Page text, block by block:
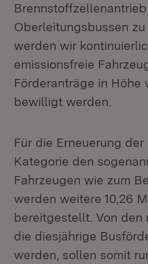
Oberleitungsbussen
werden wir
emissionsfreie
Förderanträge in Höhe
bewilligt werden.
Für die Erneuerung
Kategorie den
Fahrzeugen wie zum
werden weitere 10,26
bereitgestellt. Von den
die diesjährige
werden, sollen somit